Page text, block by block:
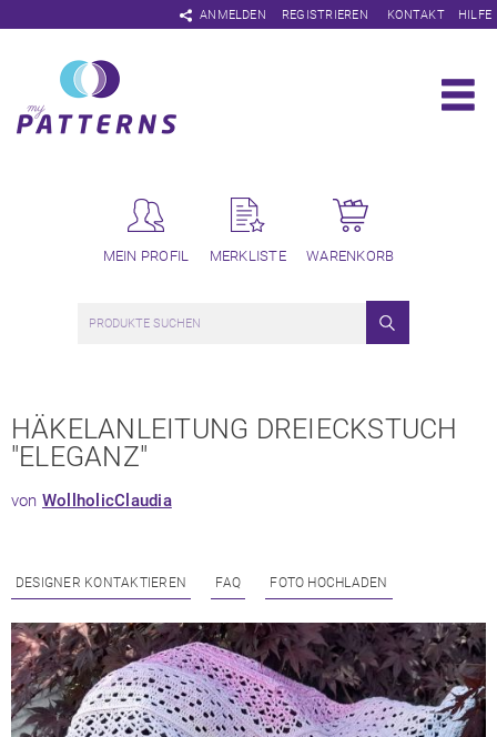
ANMELDEN
Navigation
überspringen
REGISTRIEREN KONTAKT HILFE
MEIN PROFIL MERKLISTE WARENKORB
HÄKELANLEITUNG DREIECKSTUCH
"ELEGANZ"
von WollholicClaudia
DESIGNER KONTAKTIEREN FAQ FOTO HOCHLADEN